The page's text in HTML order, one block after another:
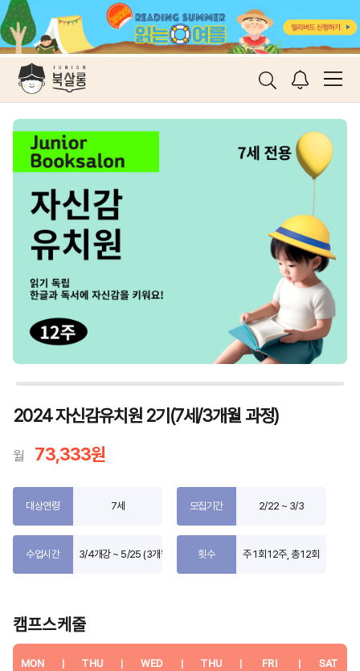
2024 자신감유치원 2기(7세/3개월 과정)
월 73,333원
대상연령 7세 모집기간 2/22 ~ 3/3
수업시간 3/4개강 ~ 5/25 (3개월) 횟수 주 1회 12주, 총 12회
캠프스케줄
MON | THU | WED | THU | FRI | SAT